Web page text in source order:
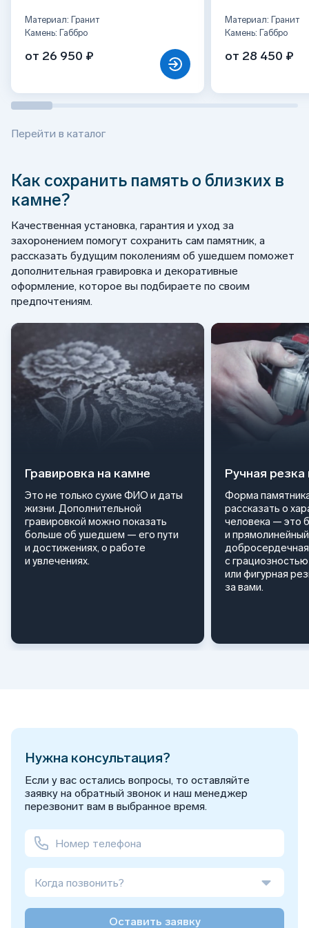
Материал: Гранит
Камень: Габбро
от 26 950 ₽
Материал: Гранит
Камень: Габбро
от 28 450 ₽
Перейти в каталог
Как сохранить память о близких в
камне?
Качественная установка, гарантия и уход за
захоронением помогут сохранить сам памятник, а
рассказать будущим поколениям об ушедшем поможет
дополнительная гравировка и декоративные
оформление, которое вы подбираете по своим
предпочтениям.
Гравировка на камне
Это не только сухие ФИО и даты
жизни. Дополнительной
гравировкой можно показать
больше об ушедшем — его пути
и достижениях, о работе
и увлечениях.
Ручная
Форма
рассказать о
человека — это
и
с
или фигурная
за вами.
Нужна консультация?
Если у вас остались вопросы, то оставляйте
заявку на обратный звонок и наш менеджер
перезвонит вам в выбранное время.
Когда позвонить?
Оставить заявку